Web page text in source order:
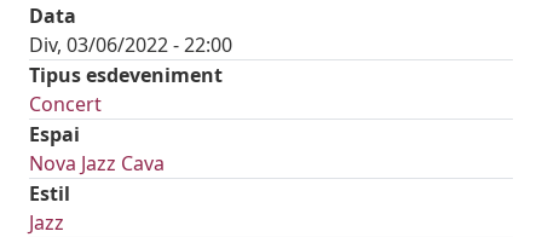
Data
Div, 03/06/2022 - 22:00
Tipus esdeveniment
Concert
Espai
Nova Jazz Cava
Estil
Jazz